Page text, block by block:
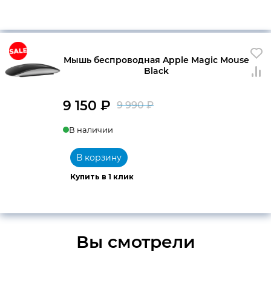
Мышь беспроводная Apple Magic Mouse
Black
9 990₽
9 150 ₽
В наличии
Купить в 1 клик
В корзину
Вы смотрели